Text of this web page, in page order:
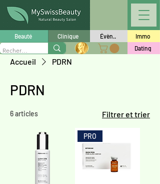
Beauté Clinique Évèn..
Immo
Dating
Accueil PDRN
PDRN
6 articles Filtrer et trier
PRO